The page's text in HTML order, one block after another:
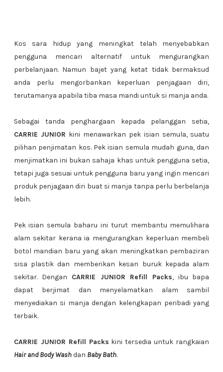
Kos sara hidup yang meningkat telah menyebabkan
pengguna mencari alternatif untuk mengurangkan
perbelanjaan. Namun bajet yang ketat tidak bermaksud
anda perlu mengorbankan keperluan penjagaan diri,
terutamanya apabila tiba masa mandi untuk si manja anda.
Sebagai tanda penghargaan kepada pelanggan setia,
CARRIE JUNIOR kini menawarkan pek isian semula, suatu
pilihan penjimatan kos. Pek isian semula mudah guna, dan
menjimatkan ini bukan sahaja khas untuk pengguna setia,
tetapi juga sesuai untuk pengguna baru yang ingin mencari
produk penjagaan diri buat si manja tanpa perlu berbelanja
lebih.
Pek isian semula baharu ini turut membantu memulihara
alam sekitar kerana ia mengurangkan keperluan membeli
botol mandian baru yang akan meningkatkan pembaziran
sisa plastik dan memberikan kesan buruk kepada alam
sekitar. Dengan CARRIE JUNIOR Refill Packs, ibu bapa
dapat berjimat dan menyelamatkan alam sambil
menyediakan si manja dengan kelengkapan peribadi yang
terbaik.
CARRIE JUNIOR Refill Packs kini tersedia untuk rangkaian
Hair and Body Washdan Baby Bath.